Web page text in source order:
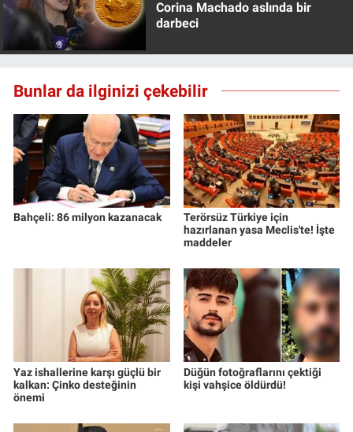
Corina Machado aslında bir
darbeci
Bunlar da ilginizi çekebilir
Bahçeli: 86 milyon kazanacak
Terörsüz Türkiye için
hazırlanan yasa Meclis'te! İşte
maddeler
Yaz ishallerine karşı güçlü bir
kalkan: Çinko desteğinin
önemi
Düğün fotoğraflarını çektiği
kişi vahşice öldürdü!